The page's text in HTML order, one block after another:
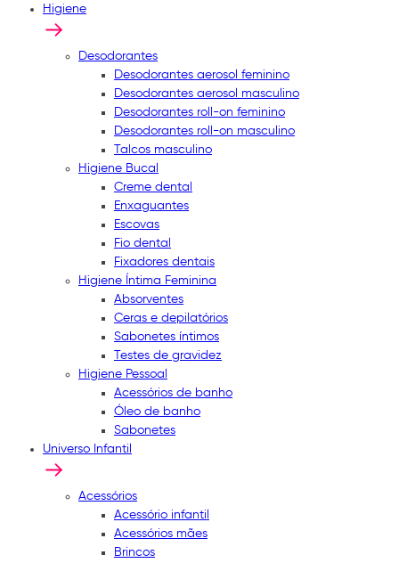
Higiene
Desodorantes
Desodorantes aerosol feminino
Desodorantes aerosol masculino
Desodorantes roll-on feminino
Desodorantes roll-on masculino
Talcos masculino
Higiene Bucal
Creme dental
Enxaguantes
Escovas
Fio dental
Fixadores dentais
Higiene Íntima Feminina
Absorventes
Ceras e depilatórios
Sabonetes íntimos
Testes de gravidez
Higiene Pessoal
Acessórios de banho
Óleo de banho
Sabonetes
Universo Infantil
Acessórios
Acessório infantil
Acessórios mães
Brincos